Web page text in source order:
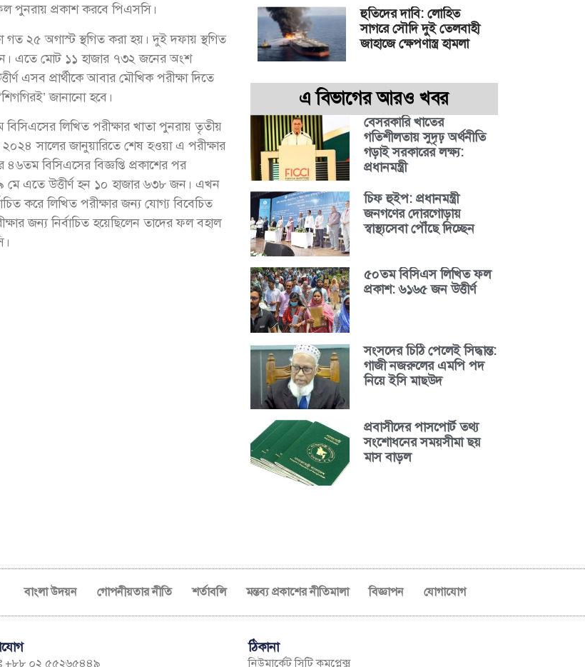
পুনরায় প্রকাশ করবে পিএসসি।
২৫ অগাস্ট স্থগিত করা হয়। দুই দফায় স্থগিত
এতে মোট ১১ হাজার ৭৩২ জনের অংশ
এসব প্রার্থীকে আবার মৌখিক পরীক্ষা দিতে
জানানো হবে।
লিখিত পরীক্ষার খাতা পুনরায় তৃতীয়
২০২৪ সালের জানুয়ারিতে শেষ হওয়া এ পরীক্ষার
বিসিএসের বিজ্ঞপ্তি প্রকাশের পর
৯ মে এতে উত্তীর্ণ হন ১০ হাজার ৬৩৮ জন। এখন
করে লিখিত পরীক্ষার জন্য যোগ্য বিবেচিত
জন্য নির্বাচিত হয়েছিলেন তাদের ফল বহাল
হুতিদের দাবি: লোহিত
সাগরে সৌদি দুই তেলবাহী
জাহাজে ক্ষেপণাস্ত্র হামলা
এ বিভাগের আরও খবর
বেসরকারি খাতের
গতিশীলতায় সুদৃঢ় অর্থনীতি
গড়াই সরকারের লক্ষ্য:
প্রধানমন্ত্রী
চিফ হুইপ: প্রধানমন্ত্রী
জনগণের দোরগোড়ায়
স্বাস্থ্যসেবা পৌঁছে দিচ্ছেন
৫০তম বিসিএস লিখিত ফল
প্রকাশ: ৬১৬৫ জন উত্তীর্ণ
সংসদের চিঠি পেলেই সিদ্ধান্ত:
গাজী নজরুলের এমপি পদ
নিয়ে ইসি মাছউদ
প্রবাসীদের পাসপোর্ট তথ্য
সংশোধনের সময়সীমা ছয়
মাস বাড়ল
বাংলা উদয়ন গোপনীয়তার নীতি শর্তাবলি মন্তব্য প্রকাশের নীতিমালা বিজ্ঞাপন যোগাযোগ
+৮৮ ০২ ৫৫২৬৫৪৪৯
ঠিকানা
নিউমার্কেট সিটি কমপ্লেক্স